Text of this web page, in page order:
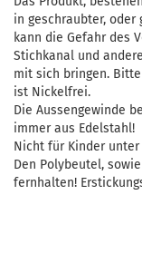
in geschraubter,
kann die Gefahr des
Stichkanal und
mit sich bringen.
ist Nickelfrei.
Die Aussengewinde
immer aus Edelstahl!
Nicht für Kinder unter
Den Polybeutel,
fernhalten!